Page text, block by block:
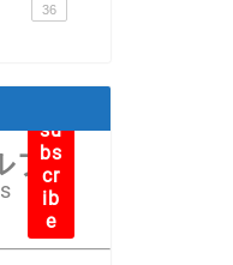
36
フ
su
bs
cr
ib
e